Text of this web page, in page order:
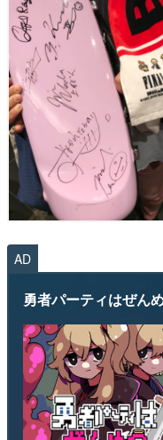
AD
勇者パーティはぜん